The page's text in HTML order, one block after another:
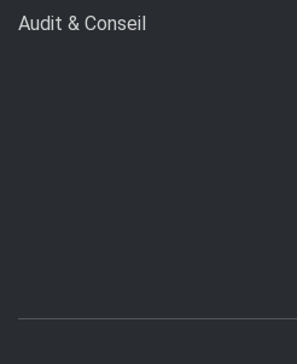
Audit & Conseil